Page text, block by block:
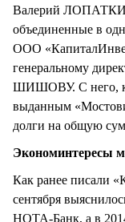
Валерий
объединенные в
ООО
генеральному
ШИШОВУ. С него,
выданным
долги на общую
Экономинтересы
Как ранее писали
сентября
НОТА-Банк, а в